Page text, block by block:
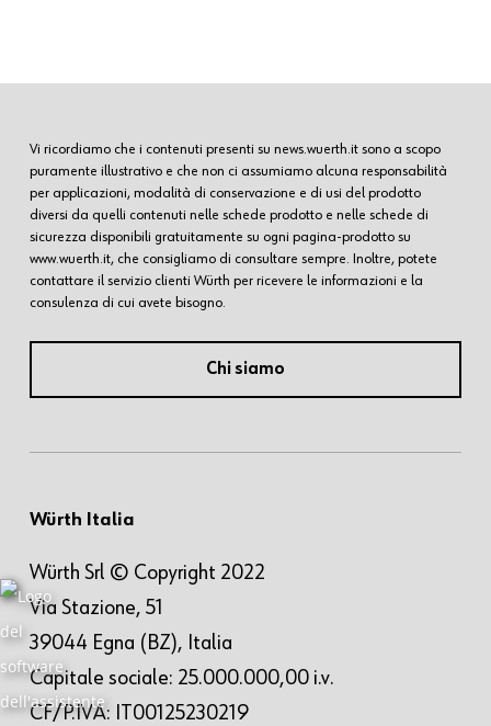
Vi ricordiamo che i contenuti presenti su news.wuerth.it sono a scopo
puramente illustrativo e che non ci assumiamo alcuna responsabilità
per applicazioni, modalità di conservazione e di usi del prodotto
diversi da quelli contenuti nelle schede prodotto e nelle schede di
sicurezza disponibili gratuitamente su ogni pagina-prodotto su
www.wuerth.it, che consigliamo di consultare sempre. Inoltre, potete
contattare il servizio clienti Würth per ricevere le informazioni e la
consulenza di cui avete bisogno.
Chi siamo
Würth Italia
Würth Srl © Copyright 2022
Via Stazione, 51
39044 Egna (BZ), Italia
Capitale sociale: 25.000.000,00 i.v.
CF/P.IVA: IT00125230219